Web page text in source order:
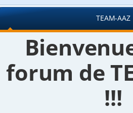
TEAM-AAZ
forum de
!!!